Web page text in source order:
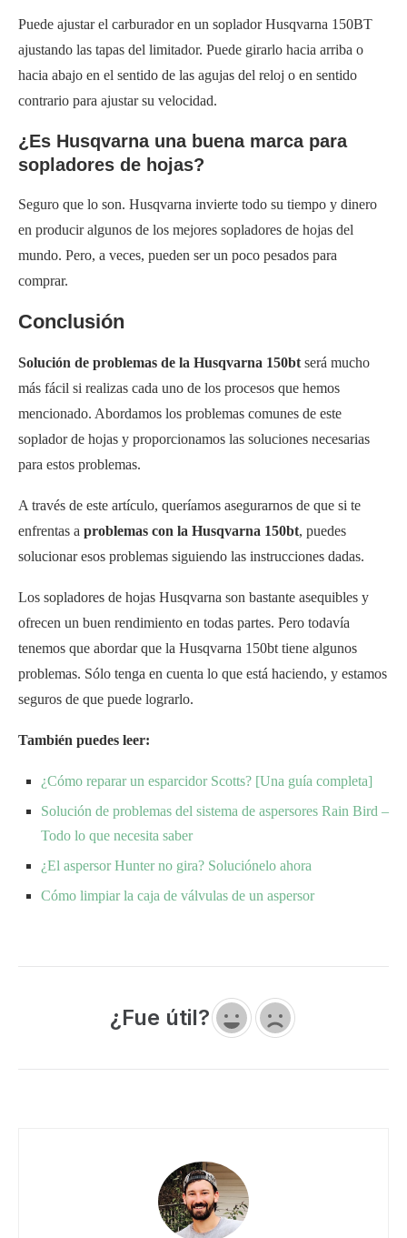
Puede ajustar el carburador en un soplador Husqvarna 150BT
ajustando las tapas del limitador. Puede girarlo hacia arriba o
hacia abajo en el sentido de las agujas del reloj o en sentido
contrario para ajustar su velocidad.
¿Es Husqvarna una buena marca para
sopladores de hojas?
Seguro que lo son. Husqvarna invierte todo su tiempo y dinero
en producir algunos de los mejores sopladores de hojas del
mundo. Pero, a veces, pueden ser un poco pesados para
comprar.
Conclusión
Solución de problemas de la Husqvarna 150bt será mucho
más fácil si realizas cada uno de los procesos que hemos
mencionado. Abordamos los problemas comunes de este
soplador de hojas y proporcionamos las soluciones necesarias
para estos problemas.
A través de este artículo, queríamos asegurarnos de que si te
enfrentas a problemas con la Husqvarna 150bt, puedes
solucionar esos problemas siguiendo las instrucciones dadas.
Los sopladores de hojas Husqvarna son bastante asequibles y
ofrecen un buen rendimiento en todas partes. Pero todavía
tenemos que abordar que la Husqvarna 150bt tiene algunos
problemas. Sólo tenga en cuenta lo que está haciendo, y estamos
seguros de que puede lograrlo.
También puedes leer:
¿Cómo reparar un esparcidor Scotts? [Una guía completa]
Solución de problemas del sistema de aspersores Rain Bird –
Todo lo que necesita saber
¿El aspersor Hunter no gira? Soluciónelo ahora
Cómo limpiar la caja de válvulas de un aspersor
¿Fue útil?